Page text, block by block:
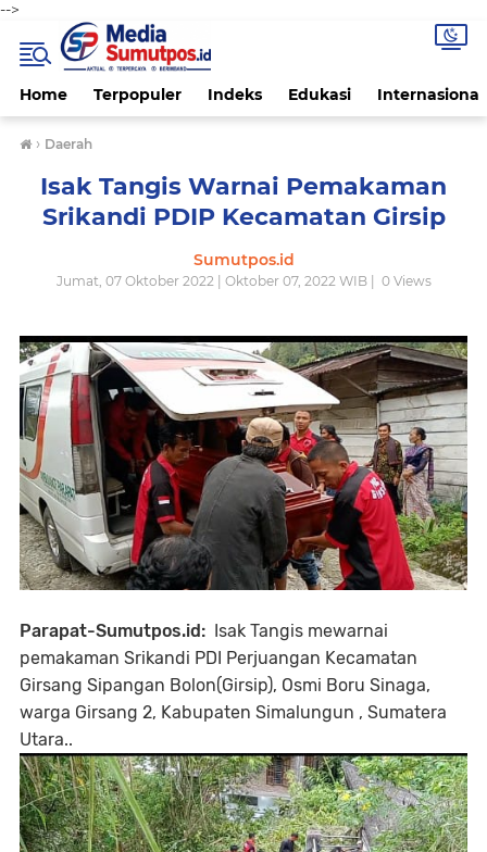
-->
Home Terpopuler Indeks Edukasi Internasional
› Daerah
Isak Tangis Warnai Pemakaman
Srikandi PDIP Kecamatan Girsip
Sumutpos.id
Jumat, 07 Oktober 2022 | Oktober 07, 2022 WIB | 0Views
Parapat-Sumutpos.id: Isak Tangis mewarnai
pemakaman Srikandi PDI Perjuangan Kecamatan
Girsang Sipangan Bolon(Girsip), Osmi Boru Sinaga,
warga Girsang 2, Kabupaten Simalungun , Sumatera
Utara..